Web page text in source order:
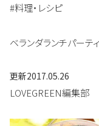
#料理・レシピ
ベランダランチパーテ
更新2017.05.26
LOVEGREEN編集部